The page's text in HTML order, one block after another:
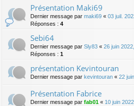
Présentation Maki69
Dernier message par maki69 « 03 juil.
Réponses : 4
Sebi64
Dernier message par Sly83 « 26 juin
Réponses : 1
présentation Kevintouran
Dernier message par kevintouran « 22
Présentation Fabrice
Dernier message par fab01 « 10 juin